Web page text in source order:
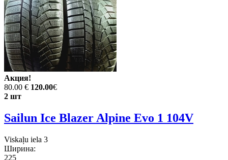
Акция!
80.00 € 120.00€
2 шт
Sailun Ice Blazer Alpine Evo 1 104V
Viskaļu iela 3
Ширина:
225